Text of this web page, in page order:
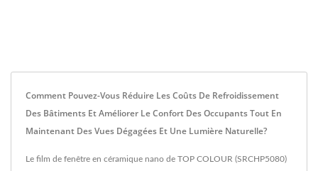
Comment Pouvez-Vous Réduire Les Coûts De Refroidissement
Des Bâtiments Et Améliorer Le Confort Des Occupants Tout En
Maintenant Des Vues Dégagées Et Une Lumière Naturelle?
Le film de fenêtre en céramique nano de TOP COLOUR (SRCHP5080)